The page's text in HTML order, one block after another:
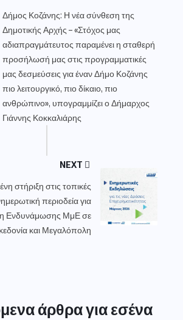
Δήμος Κοζάνης: Η νέα σύνθεση της
Δημοτικής Αρχής – «Στόχος μας
αδιαπραγμάτευτος παραμένει η σταθερή
προσήλωσή μας στις προγραμματικές
μας δεσμεύσεις για έναν Δήμο Κοζάνης
πιο λειτουργικό, πιο δίκαιο, πιο
ανθρώπινο», υπογραμμίζει ο Δήμαρχος
Γιάννης Κοκκαλιάρης
NEXT
στήριξη στις τοπικές
περιοδεία για
Ενδυνάμωσης ΜμΕ σε
και Μεγαλόπολη
άρθρα για εσένα